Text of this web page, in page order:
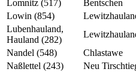
Lomnitz (517)
Bentschen
Lowin (854)
Lubenhauland,
Hauland (282)
Nandel (548)
Chlastawe
Naßlettel (243)
Neu